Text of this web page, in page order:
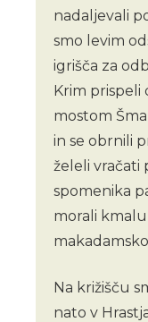
nadaljevali
smo levim
igrišča za
Krim prispeli
mostom
in se obrnili
želeli vračati
spomenika
morali
Na križišču
nato v